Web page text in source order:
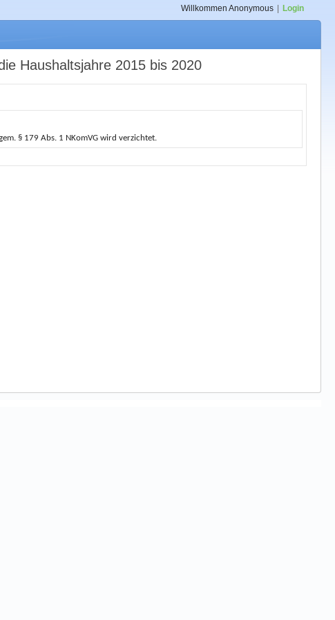
Willkommen Anonymous Login
Haushaltsjahre 2015 bis 2020
§ 179 Abs. 1 NKomVG wird verzichtet.